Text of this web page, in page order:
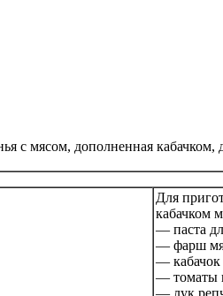
с мясом, дополненная кабачком,
Для
кабачком
— паста
— фарш
— кабачок
— томаты
— лук